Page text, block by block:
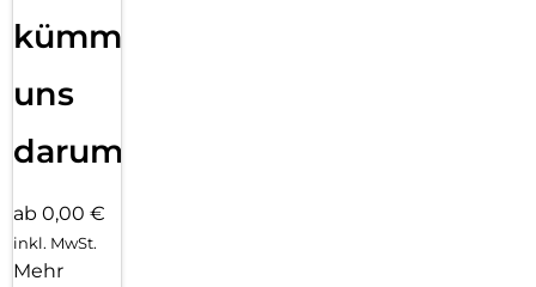
kümmern
uns
darum!
ab 0,00 €
inkl. MwSt.
Mehr